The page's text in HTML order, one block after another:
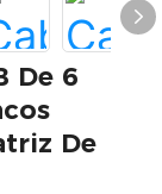
De 6
De